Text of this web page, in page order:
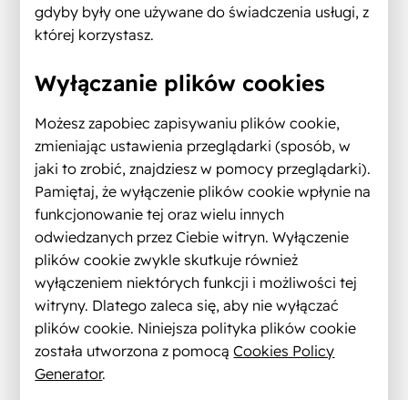
gdyby były one używane do świadczenia usługi, z
której korzystasz.
Wyłączanie plików cookies
Możesz zapobiec zapisywaniu plików cookie,
zmieniając ustawienia przeglądarki (sposób, w
jaki to zrobić, znajdziesz w pomocy przeglądarki).
Pamiętaj, że wyłączenie plików cookie wpłynie na
funkcjonowanie tej oraz wielu innych
odwiedzanych przez Ciebie witryn. Wyłączenie
plików cookie zwykle skutkuje również
wyłączeniem niektórych funkcji i możliwości tej
witryny. Dlatego zaleca się, aby nie wyłączać
plików cookie. Niniejsza polityka plików cookie
została utworzona z pomocąCookies Policy
Generator.